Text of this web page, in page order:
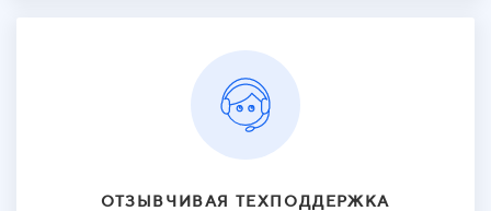
ОТЗЫВЧИВАЯ ТЕХПОДДЕРЖКА